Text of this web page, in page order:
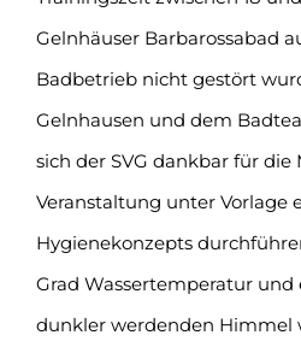
Gelnhäuser Barbarossabad
Badbetrieb nicht gestört
Gelnhausen und dem
sich der SVG dankbar für
Veranstaltung unter Vorlage
Hygienekonzepts
Grad Wassertemperatur
dunkler werdenden Himmel